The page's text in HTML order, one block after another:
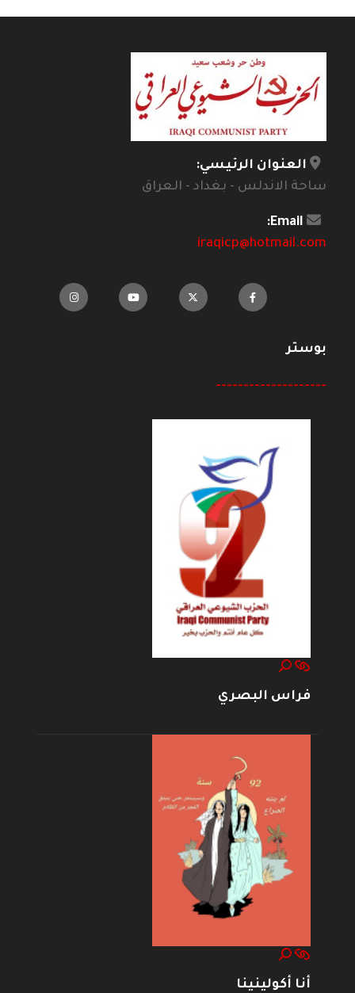
العنوان الرئيسي:
ساحة الاندلس - بغداد - العراق
Email:
iraqicp@hotmail.com
بوستر
--------------------
فراس البصري
أنا أكولينينا